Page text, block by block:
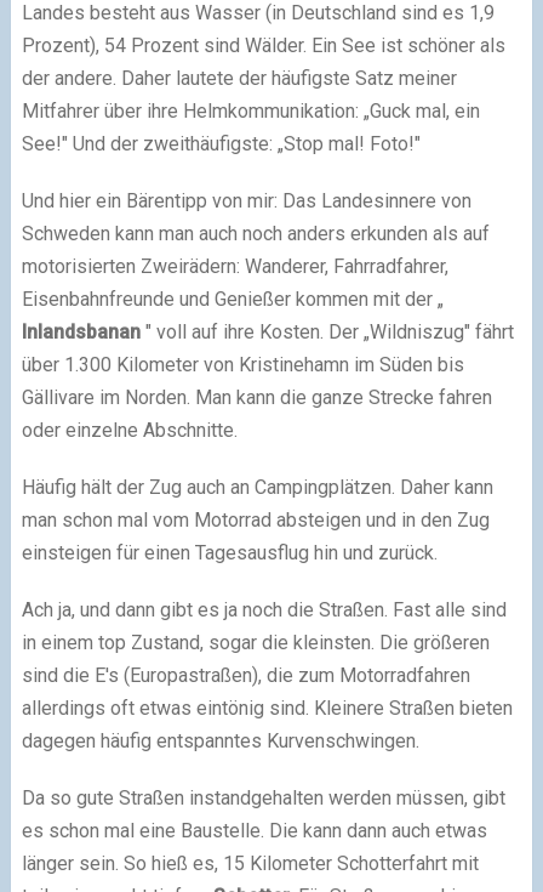
Landes besteht aus Wasser (in Deutschland sind es 1,9
Prozent), 54 Prozent sind Wälder. Ein See ist schöner als
der andere. Daher lautete der häufigste Satz meiner
Mitfahrer über ihre Helmkommunikation: „Guck mal, ein
See!" Und der zweithäufigste: „Stop mal! Foto!"
Und hier ein Bärentipp von mir: Das Landesinnere von
Schweden kann man auch noch anders erkunden als auf
motorisierten Zweirädern: Wanderer, Fahrradfahrer,
Eisenbahnfreunde und Genießer kommen mit der „
Inlandsbanan" voll auf ihre Kosten. Der „Wildniszug" fährt
über 1.300 Kilometer von Kristinehamn im Süden bis
Gällivare im Norden. Man kann die ganze Strecke fahren
oder einzelne Abschnitte.
Häufig hält der Zug auch an Campingplätzen. Daher kann
man schon mal vom Motorrad absteigen und in den Zug
einsteigen für einen Tagesausflug hin und zurück.
Ach ja, und dann gibt es ja noch die Straßen. Fast alle sind
in einem top Zustand, sogar die kleinsten. Die größeren
sind die E's (Europastraßen), die zum Motorradfahren
allerdings oft etwas eintönig sind. Kleinere Straßen bieten
dagegen häufig entspanntes Kurvenschwingen.
Da so gute Straßen instandgehalten werden müssen, gibt
es schon mal eine Baustelle. Die kann dann auch etwas
länger sein. So hieß es, 15 Kilometer Schotterfahrt mit